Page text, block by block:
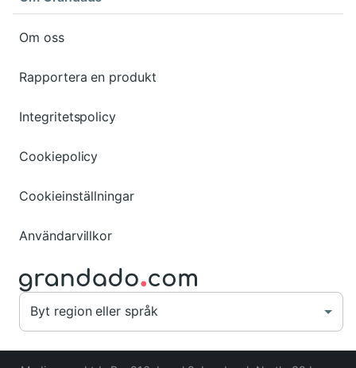
Om oss
Rapportera en produkt
Integritetspolicy
Cookiepolicy
Cookieinställningar
Användarvillkor
Byt region eller språk